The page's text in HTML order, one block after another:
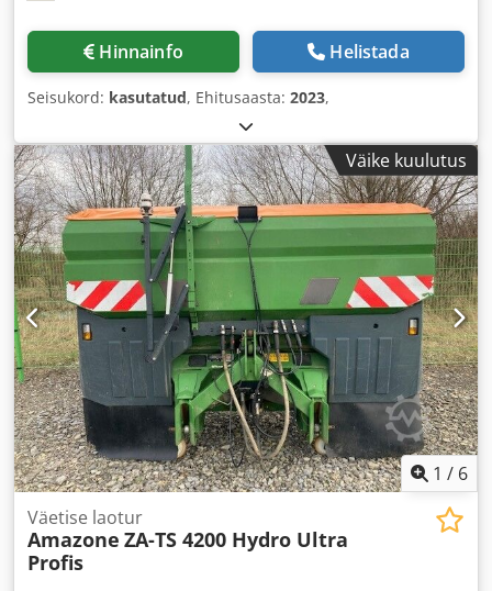
Hinnainfo Helistada
Seisukord: kasutatud, Ehitusaasta: 2023,
Väike kuulutus
1 / 6
Väetise laotur
Amazone ZA-TS 4200 Hydro Ultra
Profis